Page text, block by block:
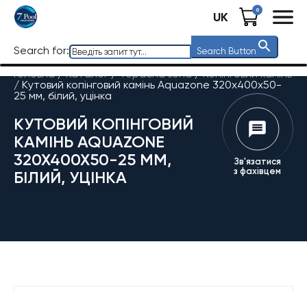
UK 0
Search for: Search Button
Головна / Каталог/Терасна зона/Копінговий камінь
/ Кутовий копінговий камінь Aquazone 320x400x50-
25 мм, білий, уцінка
КУТОВИЙ КОПІНГОВИЙ
КАМІНЬ AQUAZONE
320X400X50-25 ММ,
БІЛИЙ, УЦІНКА
Зв'язатися
з фахівцем